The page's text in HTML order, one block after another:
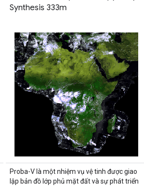
Synthesis 333m
Proba-V là một nhiệm vụ vệ tinh được giao
lập bản đồ lớp phủ mặt đất và sự phát triển